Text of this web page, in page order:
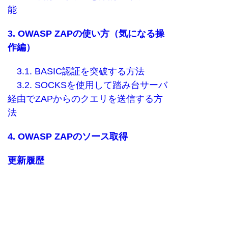
能
3. OWASP ZAPの使い方（気になる操
作編）
3.1. BASIC認証を突破する方法
3.2. SOCKSを使用して踏み台サーバ
経由でZAPからのクエリを送信する方
法
4. OWASP ZAPのソース取得
更新履歴